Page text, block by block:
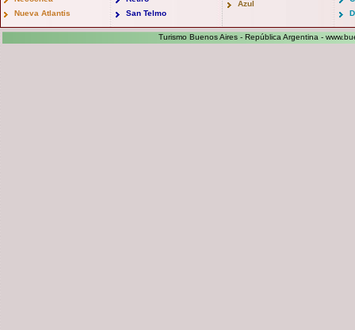
Nueva Atlantis
San Telmo
Azul
Turismo Buenos Aires - República Argentina -